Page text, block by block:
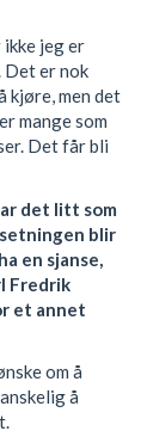
jeg er
Det er nok
kjøre, men det
mange som
Det får bli
det litt som
blir
en sjanse,
Fredrik
et annet
om å
å